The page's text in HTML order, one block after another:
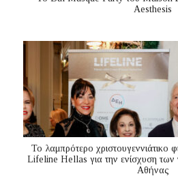
Aesthesis
Το λαμπρότερο χριστουγεννιάτικο
Lifeline Hellas για την ενίσχυση των
Αθήνας